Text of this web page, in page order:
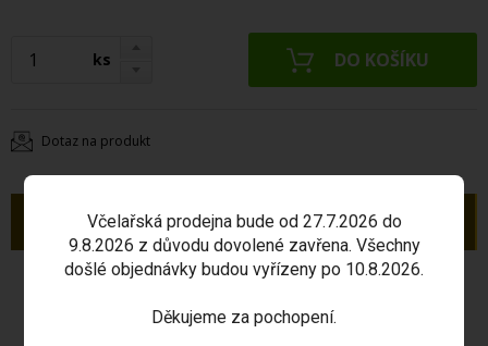
ks
Dotaz na produkt
Popis
Stavitelné kleště na rámky
slouží k pohodlnému a
bezpečnému zavádění rámků do vyvařovací lázně
mobilního kotle na tavení vosku.
Včelařská prodejna bude od 27.7.2026 do
9.8.2026 z důvodu dovolené zavřena. Všechny
došlé objednávky budou vyřízeny po 10.8.2026.
Děkujeme za pochopení.